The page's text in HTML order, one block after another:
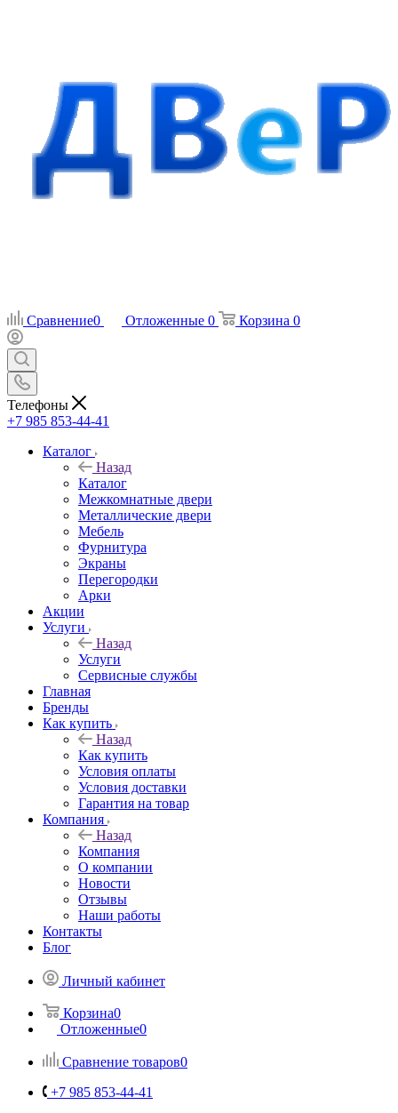
Сравнение0 Отложенные 0 Корзина 0
Телефоны
+7 985 853-44-41
Каталог
Назад
Каталог
Межкомнатные двери
Металлические двери
Мебель
Фурнитура
Экраны
Перегородки
Арки
Акции
Услуги
Назад
Услуги
Сервисные службы
Главная
Бренды
Как купить
Назад
Как купить
Условия оплаты
Условия доставки
Гарантия на товар
Компания
Назад
Компания
О компании
Новости
Отзывы
Наши работы
Контакты
Блог
Личный кабинет
Корзина0
Отложенные0
Сравнение товаров0
+7 985 853-44-41